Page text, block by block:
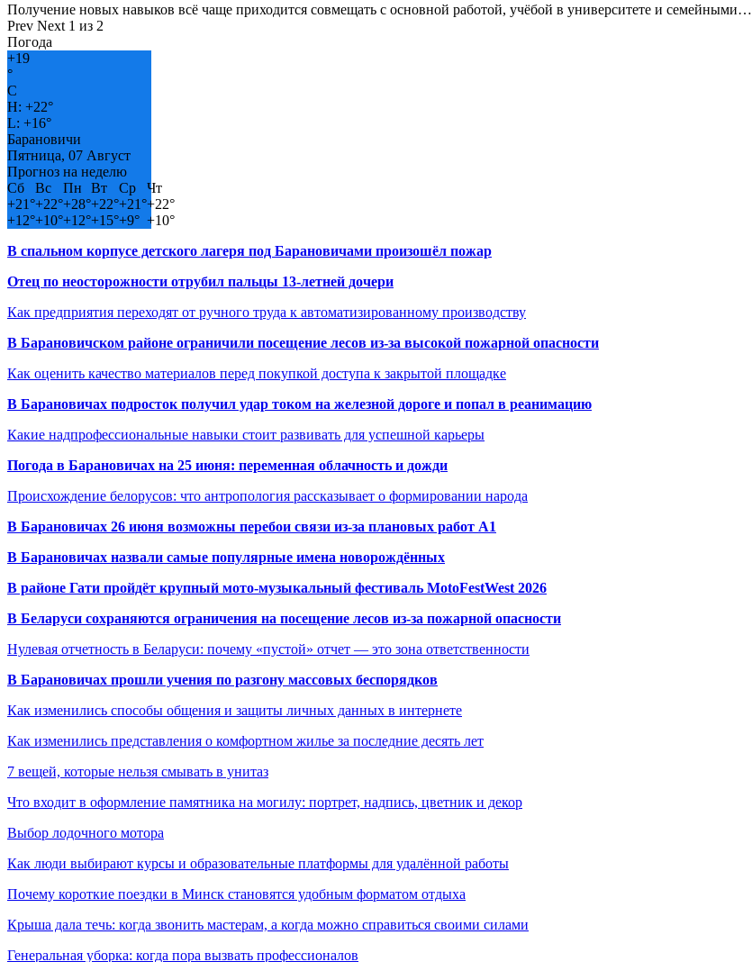
Получение новых навыков всё чаще приходится совмещать с основной работой, учёбой в университете и семейными…
Prev Next 1 из 2
Погода
+19
°
C
H: +22°
L: +16°
Барановичи
Пятница, 07 Август
Прогноз на неделю
Сб
Вс Пн Вт Ср
Чт
+21°+22°+28°+22°+21°+22°
+12°+10°+12°+15°+9° +10°
В спальном корпусе детского лагеря под Барановичами произошёл пожар
Отец по неосторожности отрубил пальцы 13-летней дочери
Как предприятия переходят от ручного труда к автоматизированному производству
В Барановичском районе ограничили посещение лесов из-за высокой пожарной опасности
Как оценить качество материалов перед покупкой доступа к закрытой площадке
В Барановичах подросток получил удар током на железной дороге и попал в реанимацию
Какие надпрофессиональные навыки стоит развивать для успешной карьеры
Погода в Барановичах на 25 июня: переменная облачность и дожди
Происхождение белорусов: что антропология рассказывает о формировании народа
В Барановичах 26 июня возможны перебои связи из-за плановых работ A1
В Барановичах назвали самые популярные имена новорождённых
В районе Гати пройдёт крупный мото-музыкальный фестиваль MotoFestWest 2026
В Беларуси сохраняются ограничения на посещение лесов из-за пожарной опасности
Нулевая отчетность в Беларуси: почему «пустой» отчет — это зона ответственности
В Барановичах прошли учения по разгону массовых беспорядков
Как изменились способы общения и защиты личных данных в интернете
Как изменились представления о комфортном жилье за последние десять лет
7 вещей, которые нельзя смывать в унитаз
Что входит в оформление памятника на могилу: портрет, надпись, цветник и декор
Выбор лодочного мотора
Как люди выбирают курсы и образовательные платформы для удалённой работы
Почему короткие поездки в Минск становятся удобным форматом отдыха
Крыша дала течь: когда звонить мастерам, а когда можно справиться своими силами
Генеральная уборка: когда пора вызвать профессионалов